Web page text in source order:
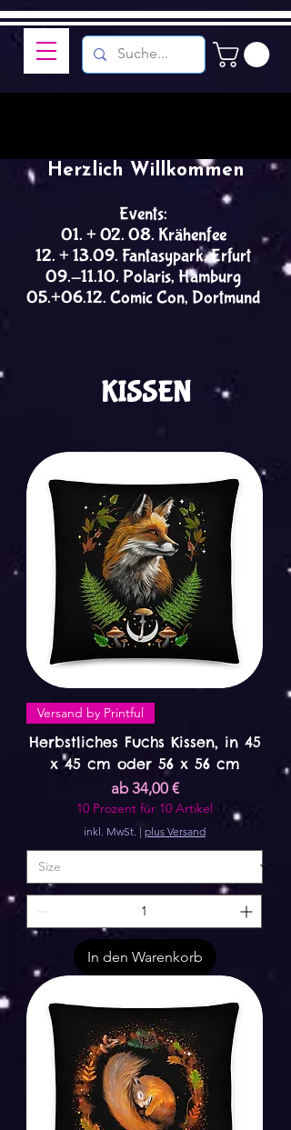
Events:
01. + 02. 08. Krähenfee
12. + 13.09. Fantasypark, Erfurt
09.-11.10. Polaris, Hamburg
05.+06.12. Comic Con, Dortmund
Herzlich Willkommen
KISSEN
Versand by Printful
Herbstliches Fuchs Kissen, in 45
x 45 cm oder 56 x 56 cm
ab 34,00 €
Sale-Preis
10 Prozent für 10 Artikel
inkl. MwSt. | plus Versand
In den Warenkorb